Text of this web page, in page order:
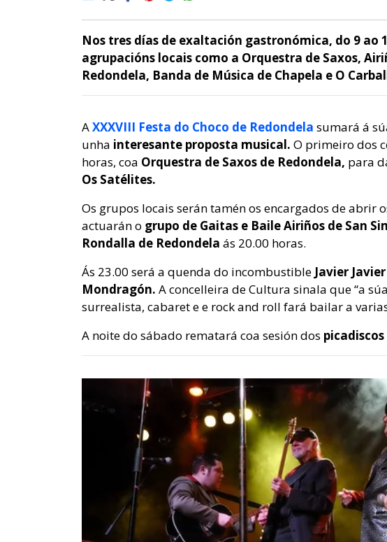
Nos tres días de exaltación gastronómica, do 9 ao
agrupacións locais como a Orquestra de Saxos,
Redondela, Banda de Música de Chapela e O
AXXXVIII Festa do Choco de Redondela sumará á
unha interesante proposta musical. O primeiro dos
horas, coa Orquestra de Saxos de Redondela, para
Os Satélites.
Os grupos locais serán tamén os encargados de abrir
actuarán o grupo de Gaitas e Baile Airiños de San
Rondalla de Redondela ás 20.00 horas.
Ás 23.00 será a quenda do incombustible Javier
Mondragón. A concelleira de Cultura sinala que “a
surrealista, cabaret e e rock and roll fará bailar a
A noite do sábado rematará coa sesión dos